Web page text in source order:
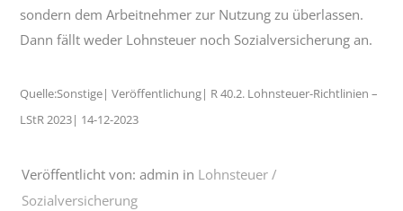
sondern dem Arbeitnehmer zur Nutzung zu überlassen.
Dann fällt weder Lohnsteuer noch Sozialversicherung an.
Quelle:Sonstige| Veröffentlichung| R 40.2. Lohnsteuer-Richtlinien –
LStR 2023| 14-12-2023
Veröffentlicht von: admin in Lohnsteuer /
Sozialversicherung